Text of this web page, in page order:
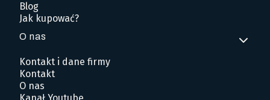
Blog
Jak kupować?
O nas
Kontakt i dane firmy
Kontakt
O nas